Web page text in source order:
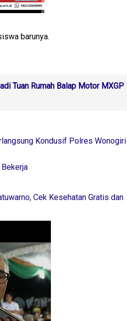
barunya.
Tuan Rumah Balap Motor MXGP
Kondusif Polres Wonogiri
Cek Kesehatan Gratis dan